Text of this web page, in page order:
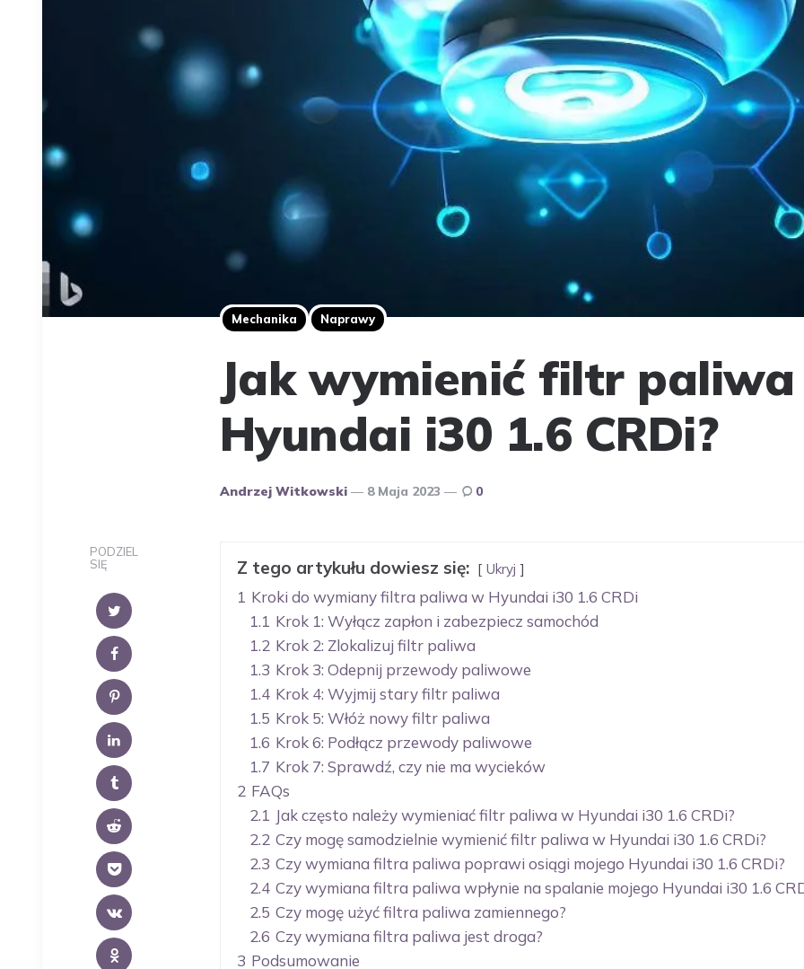
Mechanika Naprawy
Jak wymienić filtr paliwa
Hyundai i30 1.6 CRDi?
Opublikowany
Andrzej Witkowski 8 Maja 2023 0
PODZIEL
SIĘ
Z tego artykułu dowiesz się: Ukryj
1 Kroki do wymiany filtra paliwa w Hyundai i30 1.6 CRDi
1.1 Krok 1: Wyłącz zapłon i zabezpiecz samochód
1.2 Krok 2: Zlokalizuj filtr paliwa
1.3 Krok 3: Odepnij przewody paliwowe
1.4 Krok 4: Wyjmij stary filtr paliwa
1.5 Krok 5: Włóż nowy filtr paliwa
1.6 Krok 6: Podłącz przewody paliwowe
1.7 Krok 7: Sprawdź, czy nie ma wycieków
2 FAQs
2.1 Jak często należy wymieniać filtr paliwa w Hyundai i30 1.6 CRDi?
2.2 Czy mogę samodzielnie wymienić filtr paliwa w Hyundai i30 1.6 CRDi?
2.3 Czy wymiana filtra paliwa poprawi osiągi mojego Hyundai i30 1.6 CRDi?
2.4 Czy wymiana filtra paliwa wpłynie na spalanie mojego Hyundai i30 1.6
2.5 Czy mogę użyć filtra paliwa zamiennego?
2.6 Czy wymiana filtra paliwa jest droga?
3 Podsumowanie